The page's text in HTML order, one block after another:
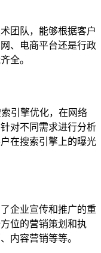
团队，能够根据客户
、电商平台还是行政
全。
索引擎优化，在网络
对不同需求进行分析
在搜索引擎上的曝光
企业宣传和推广的重
位的营销策划和执
内容营销等等。